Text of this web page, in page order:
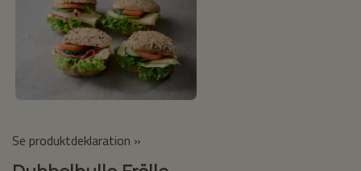
Se produktdeklaration »